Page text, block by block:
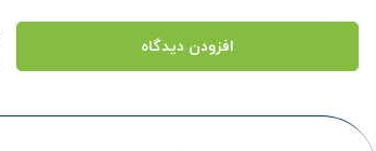
افزودن دیدگاه